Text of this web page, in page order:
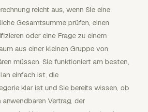
reicht aus, wenn Sie eine
Gesamtsumme prüfen, einen
oder eine Frage zu einem
aus einer kleinen Gruppe von
müssen. Sie funktioniert am besten,
einfach ist, die
klar ist und Sie bereits wissen, ob
Vertrag, der